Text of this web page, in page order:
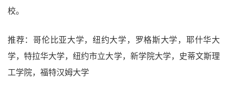
校。
推荐：哥伦比亚大学，纽约大学，罗格斯大学，耶什华大
学，特拉华大学，纽约市立大学，新学院大学，史蒂文斯理
工学院，福特汉姆大学